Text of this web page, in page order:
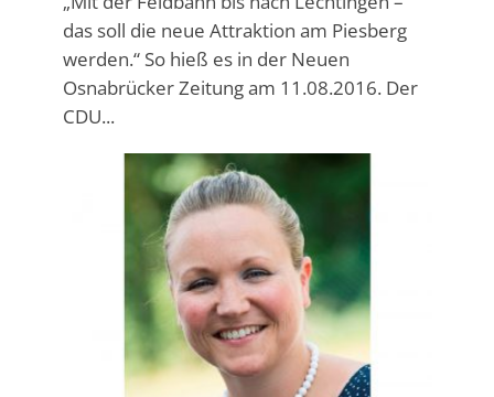
das soll die neue Attraktion am Piesberg
werden.“ So hieß es in der Neuen
Osnabrücker Zeitung am 11.08.2016. Der
CDU...